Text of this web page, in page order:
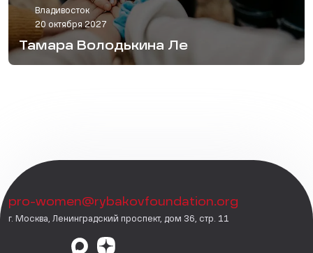
Владивосток
20 октября 2027
Тамара Володькина Ле
pro-women@rybakovfoundation.org
г. Москва, Ленинградский проспект, дом 36, стр. 11